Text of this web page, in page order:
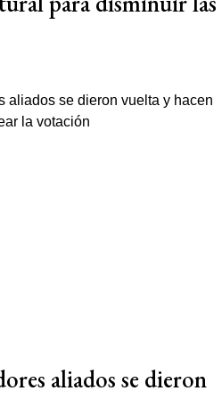
aliados se dieron